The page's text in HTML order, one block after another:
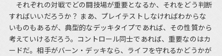
それぞれの対戦でどの闘技場が重要となるか、それをどう判断
すればいいだろうか？ まあ、プレイテストしなければわからな
いものもあるが、典型的なデッキタイプであれば、その性質から
考えていけるだろう。コントロール同士であれば、重要なのはカ
ードだ。相手がバーン・デッキなら、ライフを守れるかどうかが